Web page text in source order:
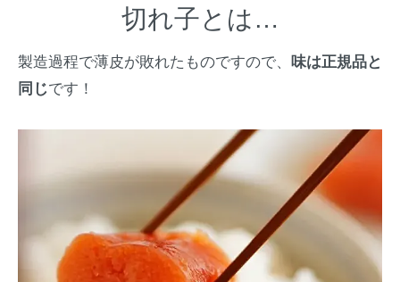
切れ子とは…
製造過程で薄皮が敗れたものですので、 味は正規品と
同じです！